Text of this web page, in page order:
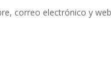
correo electrónico y